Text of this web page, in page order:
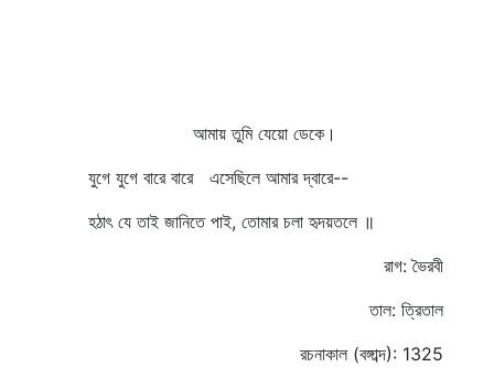
আমায় তুমি যেয়ো ডেকে।
যুগে যুগে বারে বারে এসেছিলে আমার দ্বারে--
হঠাৎ যে তাই জানিতে পাই, তোমার চলা হৃদয়তলে ॥
রাগ: ভৈরবী
তাল: ত্রিতাল
রচনাকাল (বঙ্গাব্দ): 1325